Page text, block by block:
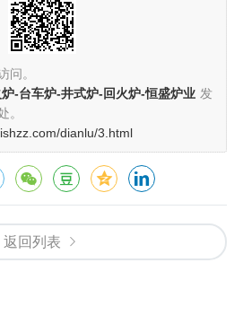
问。
-台车炉-井式炉-回火炉-恒盛炉业 发
。
dianlu/3.html
返回列表